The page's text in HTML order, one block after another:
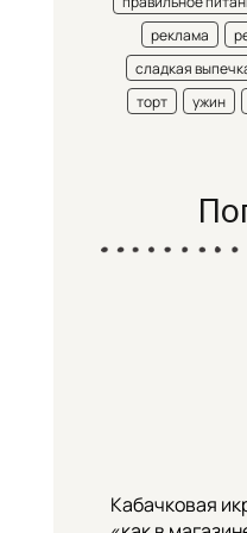
реклама
сладкая
торт
ужин
Кабачковая